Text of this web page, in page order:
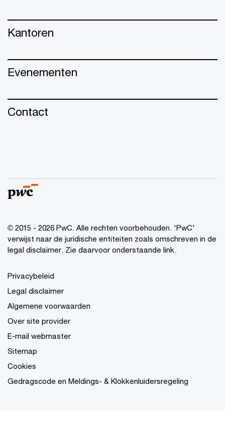
Kantoren
Evenementen
Contact
© 2015 - 2026 PwC. Alle rechten voorbehouden. 'PwC'
verwijst naar de juridische entiteiten zoals omschreven in de
legal disclaimer. Zie daarvoor onderstaande link.
Privacybeleid
Legal disclaimer
Algemene voorwaarden
Over site provider
E-mail webmaster
Sitemap
Cookies
Gedragscode en Meldings- & Klokkenluidersregeling